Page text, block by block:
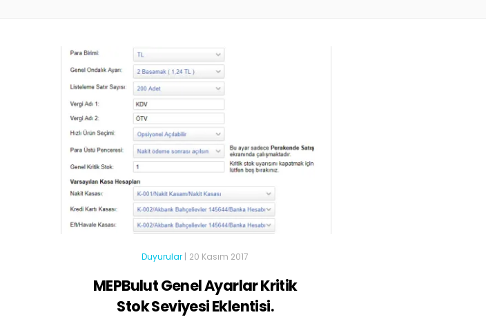
Duyurular | 20 Kasım 2017
MEPBulut Genel Ayarlar Kritik
Stok Seviyesi Eklentisi.